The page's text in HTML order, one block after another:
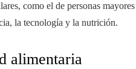
como el de personas
la tecnología y la nutrición.
alimentaria